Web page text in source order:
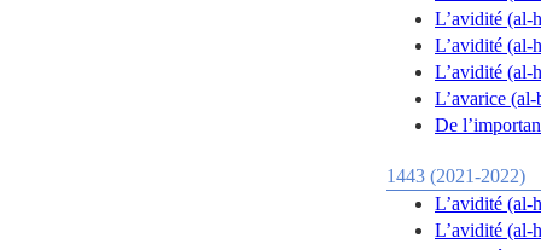
L’avidité (al-
L’avidité (al-
L’avidité (al-
L’avarice
De
1443 (2021-2022)